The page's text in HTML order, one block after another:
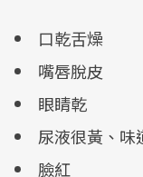
口乾舌燥
嘴唇脫皮
眼睛乾
尿液很黃、味
臉紅